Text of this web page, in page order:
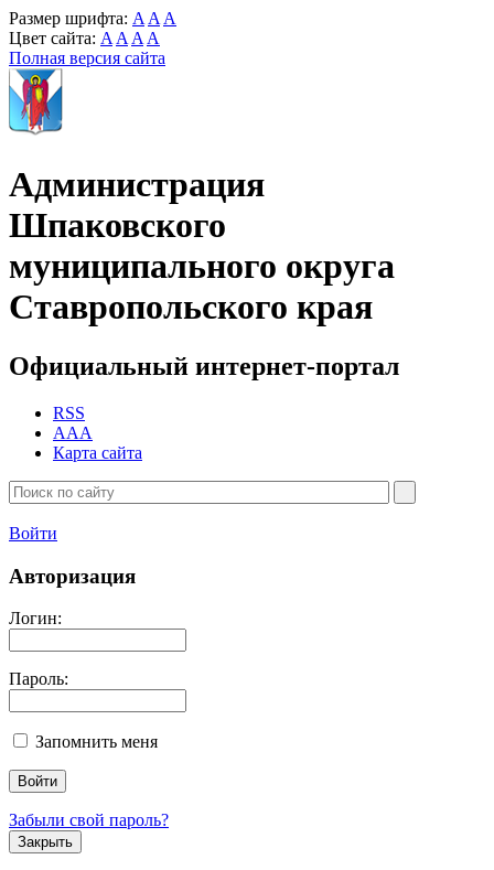
Размер шрифта: A A A
Цвет сайта: A A A A
Полная версия сайта
Администрация
Шпаковского
муниципального округа
Ставропольского края
Официальный интернет-портал
RSS
AAA
Карта сайта
Войти
Авторизация
Логин:
Пароль:
Запомнить меня
Забыли свой пароль?
Закрыть